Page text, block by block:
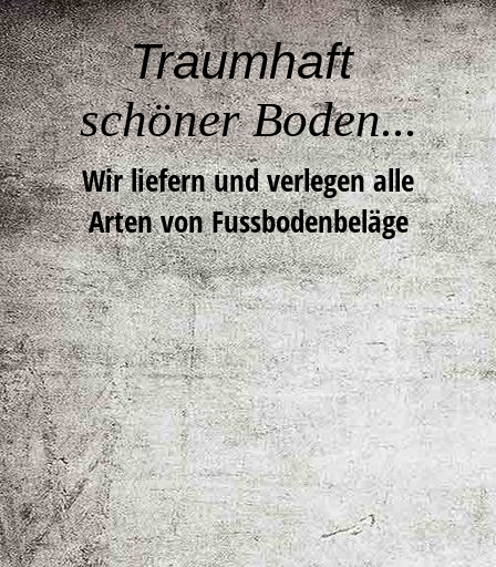
Traumhaft
schöner Boden...
Wir liefern und verlegen alle
Arten von Fussbodenbeläge